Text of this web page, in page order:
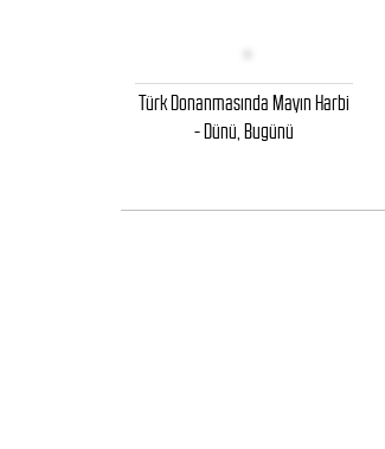
Türk Donanmasında Mayın Harbi
- Dünü, Bugünü